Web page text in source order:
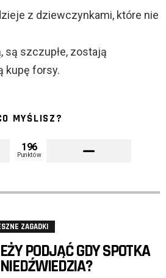
z dziewczynkami, które nie
są szczupłe, zostają
kupę forsy.
MYŚLISZ?
196
Punktów
ZAGADKI
PODJĄĆ GDY SPOTKA